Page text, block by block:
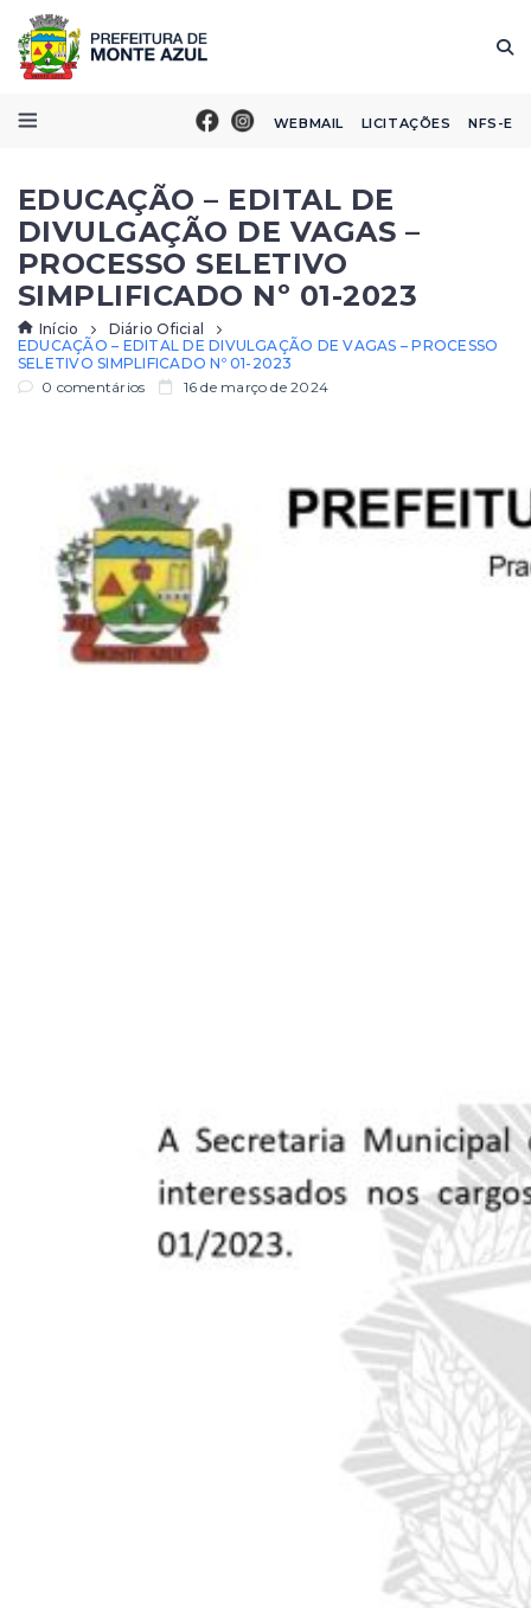
WEBMAIL LICITAÇÕES NFS-E
EDUCAÇÃO – EDITAL DE
DIVULGAÇÃO DE VAGAS –
PROCESSO SELETIVO
SIMPLIFICADO Nº 01-2023
Início
Diário Oficial
EDUCAÇÃO – EDITAL DE DIVULGAÇÃO DE VAGAS – PROCESSO
SELETIVO SIMPLIFICADO Nº 01-2023
0 comentários
16 de março de 2024